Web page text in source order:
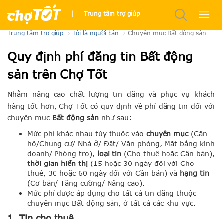
Trung tâm trợ giúp
Quy định đăng tin
Trung tâm trợ giúp Tôi là người bán Chuyên mục Bất động sản
Quy định phí đăng tin Bất động
sản trên Chợ Tốt
Nhằm nâng cao chất lượng tin đăng và phục vụ khách
hàng tốt hơn, Chợ Tốt có quy định về phí đăng tin đối với
chuyên mục Bất động sản như sau:
Mức phí khác nhau tùy thuộc vào chuyên mục (Căn
hộ/Chung cư/ Nhà ở/ Đất/ Văn phòng, Mặt bằng kinh
doanh/ Phòng trọ), loại tin (Cho thuê hoặc Cần bán),
thời gian hiển thị (15 hoặc 30 ngày đối với Cho
thuê, 30 hoặc 60 ngày đối với Cần bán) và hạng tin
(Cơ bản/ Tăng cường/ Nâng cao).
Mức phí được áp dụng cho tất cả tin đăng thuộc
chuyên mục Bất động sản, ở tất cả các khu vực.